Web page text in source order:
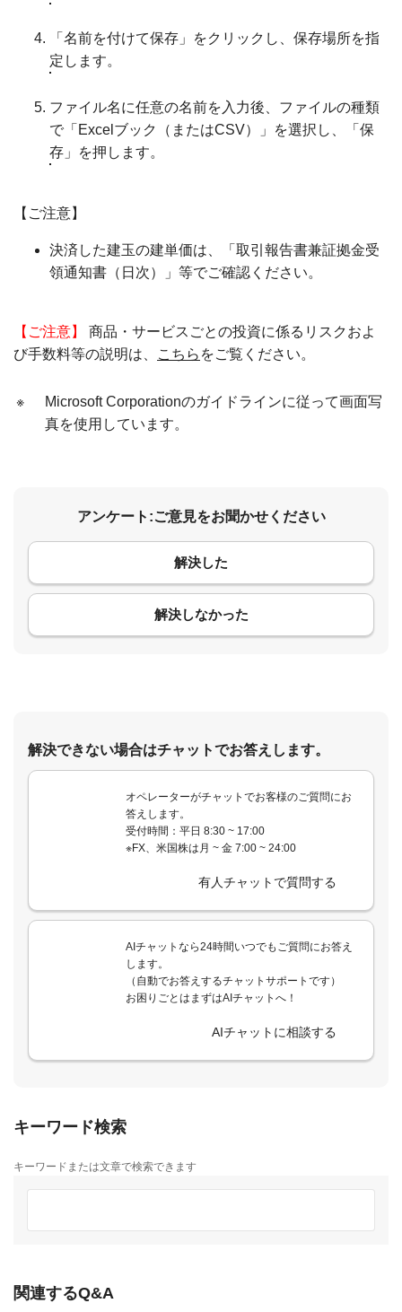
「名前を付けて保存」をクリックし、保存場所を指
定します。
ファイル名に任意の名前を入力後、ファイルの種類
で「Excelブック（またはCSV）」を選択し、「保
存」を押します。
【ご注意】
決済した建玉の建単価は、「取引報告書兼証拠金受
領通知書（日次）」等でご確認ください。
【ご注意】
商品・サービスごとの投資に係るリスクおよ
び手数料等の説明は、
こちら をご覧ください。
※
Microsoft Corporationのガイドラインに従って画面写
真を使用しています。
アンケート:ご意見をお聞かせください
解決した
解決しなかった
コメント
解決できない場合はチャットでお答えします。
オペレーターがチャットでお客様のご質問にお
答えします。
受付時間：平日 8:30 ~ 17:00
※FX、米国株は月 ~ 金 7:00 ~ 24:00
有人チャットで質問する
AIチャットなら24時間いつでもご質問にお答え
します。
（自動でお答えするチャットサポートです）
お困りごとはまずはAIチャットへ！
AIチャットに相談する
キーワード検索
キーワードまたは文章で検索できます
関連するQ&A